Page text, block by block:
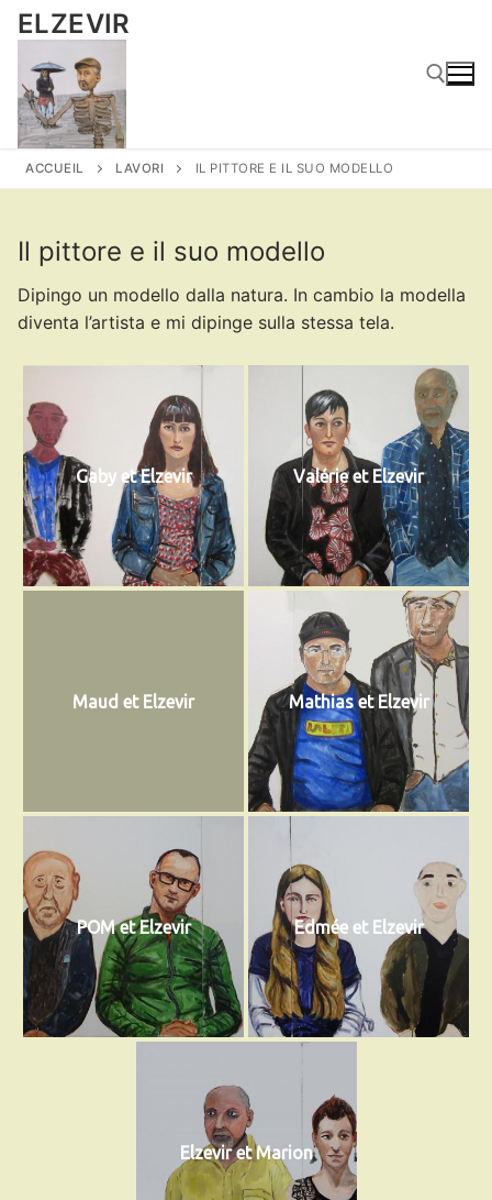
Vai
contenuto
ELZEVIR
Cerca:
ACCUEIL LAVORI IL PITTORE E IL SUO MODELLO
Il pittore e il suo modello
Dipingo un modello dalla natura. In cambio la modella
diventa l’artista e mi dipinge sulla stessa tela.
Gaby et Elzevir Valérie et Elzevir
Maud et Elzevir Mathias et Elzevir
POM et Elzevir Edmée et Elzevir
Elzevir et Marion